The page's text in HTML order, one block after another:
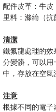
配件皮革：牛皮
里料：滌綸（抗
清潔
鐵氟龍處理的
分變髒，可以
中，存放在空氣
注意
根據不同的電子